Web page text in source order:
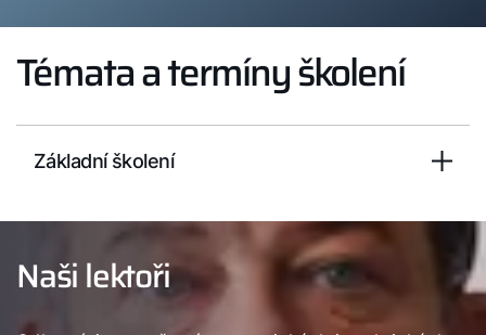
Témata a termíny školení
Základní školení
Naši lektoři